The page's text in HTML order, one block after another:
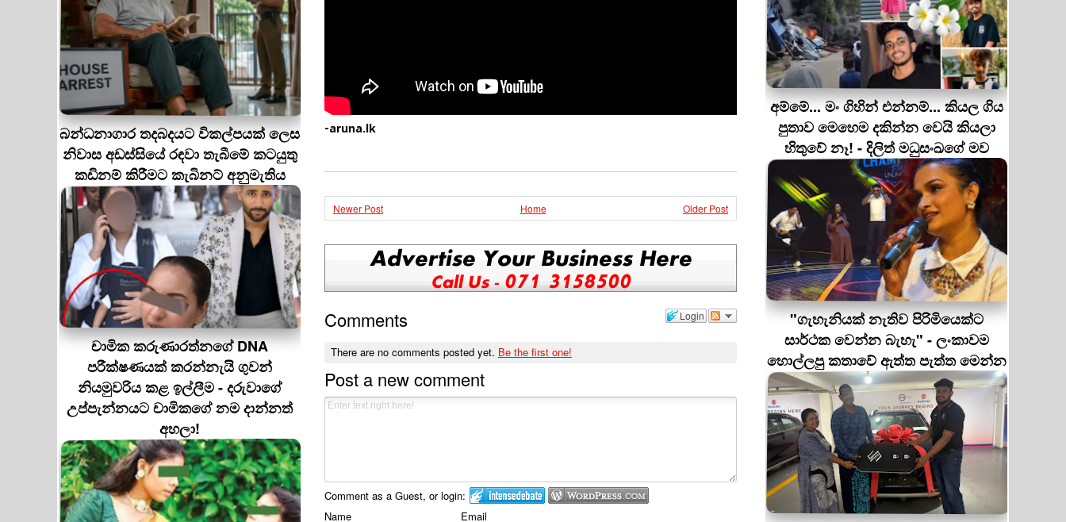
බන්ධනාගාර තදබදයට විකල්පයක් ලෙස
නිවාස අඩස්සියේ රඳවා තැබීමේ කටයුතු
කඩිනම් කිරීමට කැබිනට් අනුමැතිය
චාමික කරුණාරත්නගේ DNA
පරීක්ෂණයක් කරන්නැයි ගුවන්
නියමුවරිය කළ ඉල්ලීම - දරුවාගේ
උප්පැන්නයට චාමිකගේ නම දාන්නත්
අහලා!
-aruna.lk
Newer Post Older Post
Home
Login
Comments
There are no comments posted yet. Be the first one!
Post a new comment
Comment as a Guest, or login:
Name
Email
අම්මේ... මං ගිහින් එන්නම්... කියල ගිය
පුතාව මෙහෙම දකින්න වෙයි කියලා
හිතුවේ නෑ! - දිලිත් මධුසංඛගේ මව
"ගැහැනියක් නැතිව පිරිමියෙක්ට
සාර්ථක වෙන්න බැහැ" - ලංකාවම
හොල්ලපු කතාවේ ඇත්ත පැත්ත මෙන්න